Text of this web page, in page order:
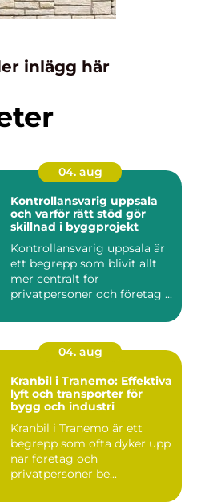
inlägg här
04. aug
Kontrollansvarig uppsala
och varför rätt stöd gör
skillnad i byggprojekt
Kontrollansvarig uppsala är
ett begrepp som blivit allt
mer centralt för
privatpersoner och företag ...
04. aug
Kranbil i Tranemo: Effektiva
lyft och transporter för
bygg och industri
Kranbil i Tranemo är ett
begrepp som ofta dyker upp
när företag och
privatpersoner be...